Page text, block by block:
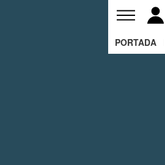
PORTADA